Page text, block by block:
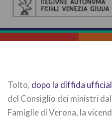
Tolto, dopo la diffida
del Consiglio dei ministri
Famiglie di Verona, la